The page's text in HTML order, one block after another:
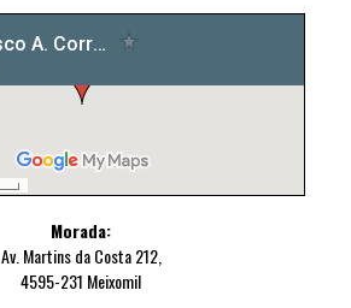
Morada:
Av. Martins da Costa 212,
4595-231 Meixomil